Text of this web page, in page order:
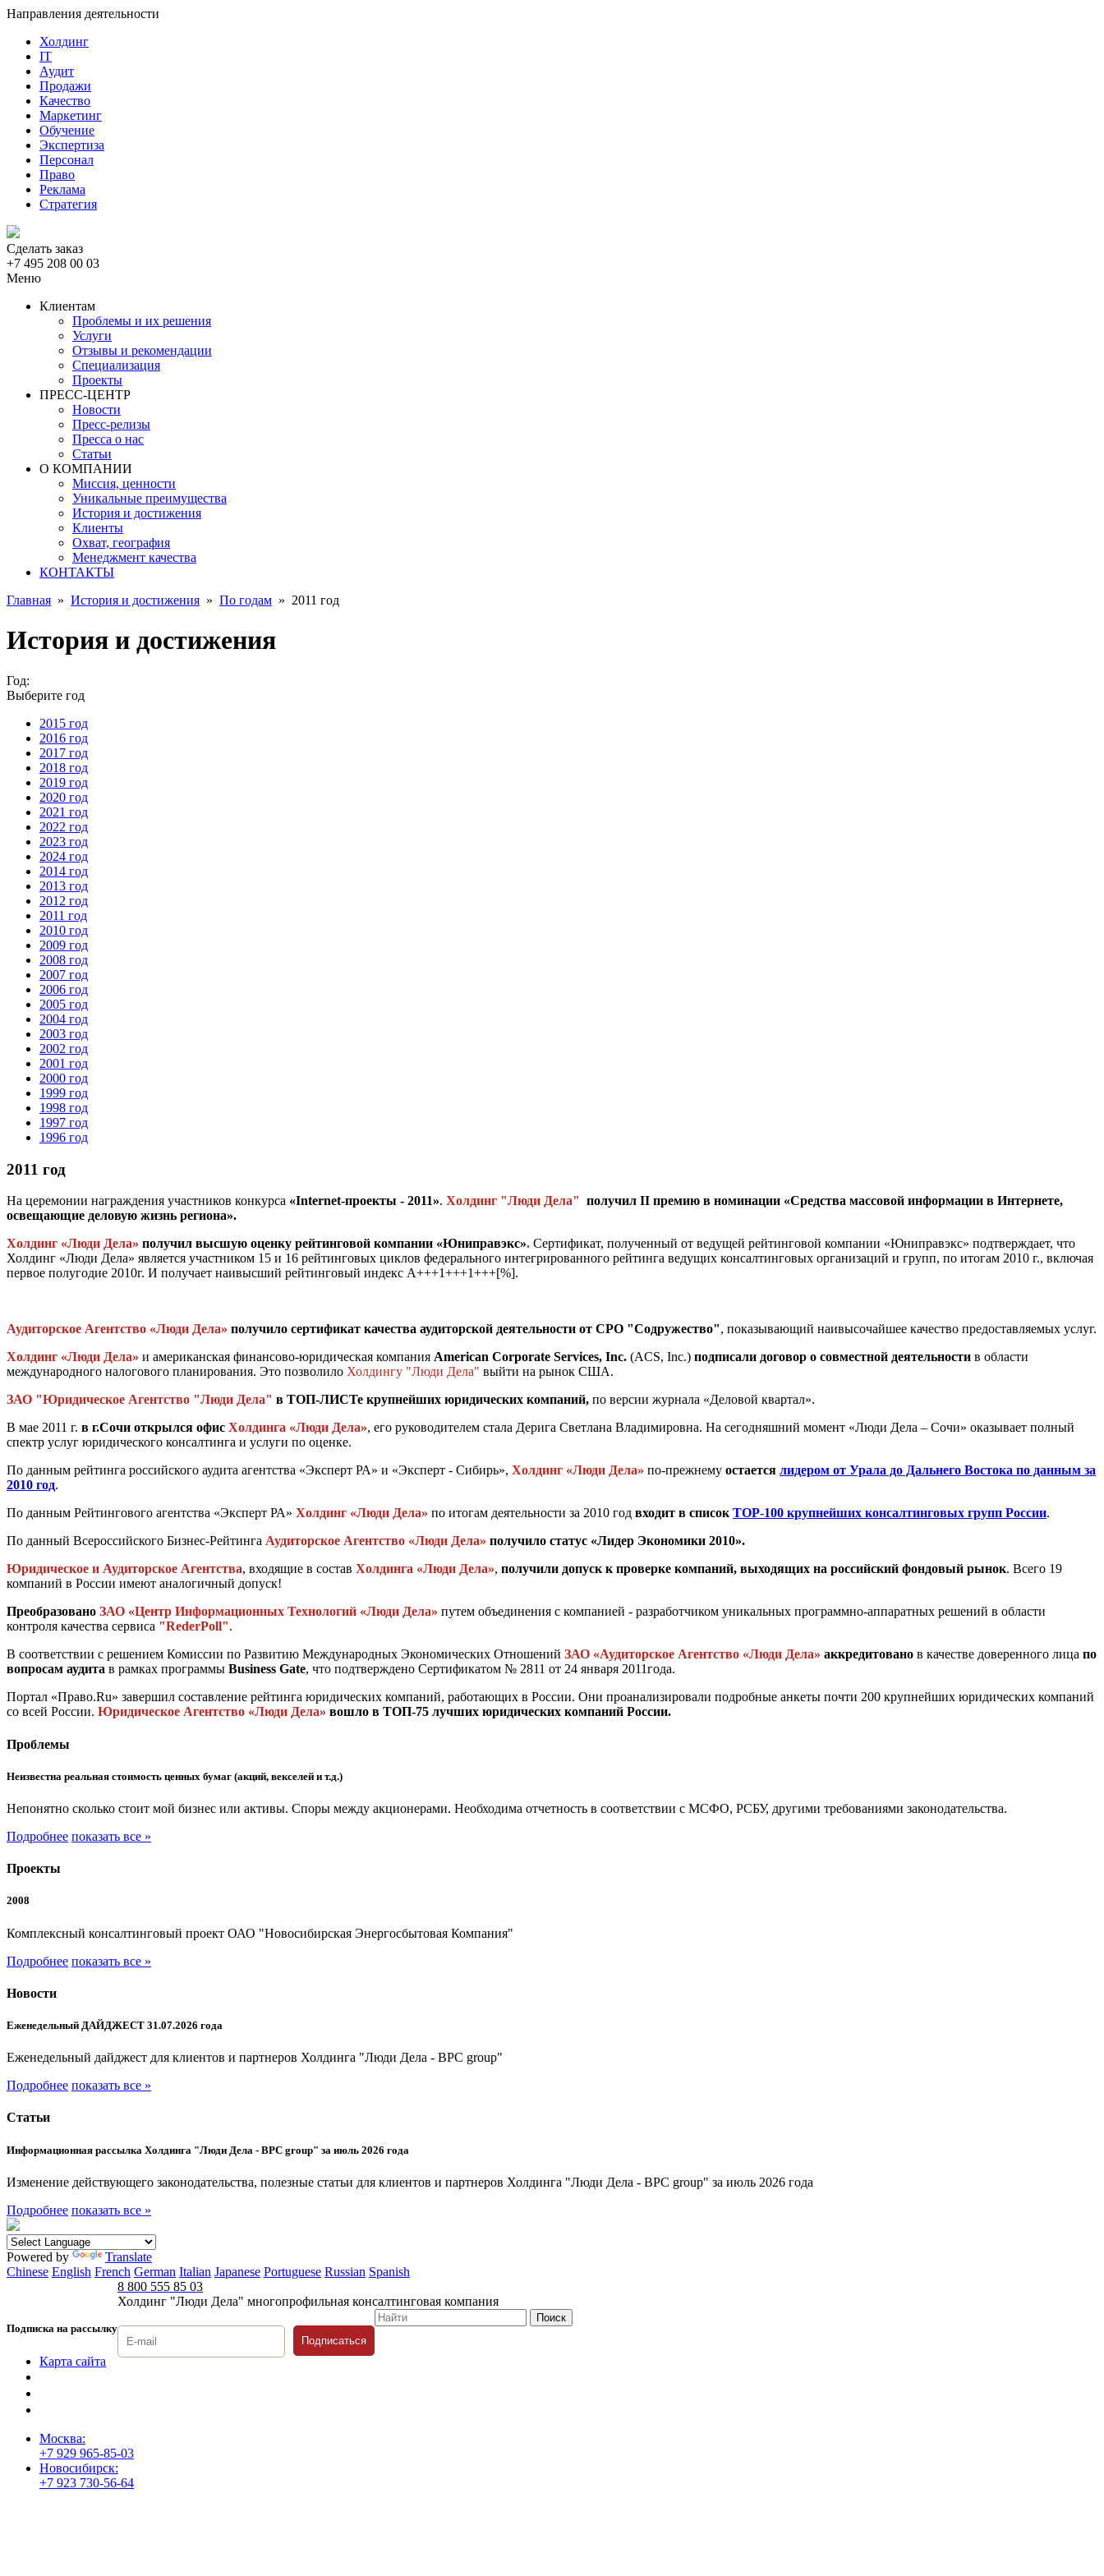
Направления деятельности
Холдинг
IT
Аудит
Продажи
Качество
Маркетинг
Обучение
Экспертиза
Персонал
Право
Реклама
Стратегия
Сделать заказ
+7 495 208 00 03
Меню
Клиентам
Проблемы и их решения
Услуги
Отзывы и рекомендации
Специализация
Проекты
ПРЕСС-ЦЕНТР
Новости
Пресс-релизы
Пресса о нас
Статьи
О КОМПАНИИ
Миссия, ценности
Уникальные преимущества
История и достижения
Клиенты
Охват, география
Менеджмент качества
КОНТАКТЫ
Главная » История и достижения » По годам » 2011 год
История и достижения
Год:
Выберите год
2015 год
2016 год
2017 год
2018 год
2019 год
2020 год
2021 год
2022 год
2023 год
2024 год
2014 год
2013 год
2012 год
2011 год
2010 год
2009 год
2008 год
2007 год
2006 год
2005 год
2004 год
2003 год
2002 год
2001 год
2000 год
1999 год
1998 год
1997 год
1996 год
2011 год
На церемонии награждения участников конкурса «Internet-проекты - 2011». Холдинг "Люди Дела" получил II премию в номинации «Средства массовой информации в Интернете,
освещающие деловую жизнь региона».
Холдинг «Люди Дела» получил высшую оценку рейтинговой компании «Юниправэкс». Сертификат, полученный от ведущей рейтинговой компании «Юниправэкс» подтверждает, что
Холдинг «Люди Дела» является участником 15 и 16 рейтинговых циклов федерального интегрированного рейтинга ведущих консалтинговых организаций и групп, по итогам 2010 г., включая
первое полугодие 2010г. И получает наивысший рейтинговый индекс А+++1+++1+++[%].
Аудиторское Агентство «Люди Дела» получило сертификат качества аудиторской деятельности от СРО "Содружество", показывающий наивысочайшее качество предоставляемых услуг.
Холдинг «Люди Дела» и американская финансово-юридическая компания American Corporate Services, Inc. (ACS, Inc.) подписали договор о совместной деятельности в области
международного налогового планирования. Это позволило Холдингу "Люди Дела" выйти на рынок США.
ЗАО "Юридическое Агентство "Люди Дела" в ТОП-ЛИСТе крупнейших юридических компаний, по версии журнала «Деловой квартал».
В мае 2011 г. в г.Сочи открылся офис Холдинга «Люди Дела», его руководителем стала Дерига Светлана Владимировна. На сегодняшний момент «Люди Дела – Сочи» оказывает полный
спектр услуг юридического консалтинга и услуги по оценке.
По данным рейтинга российского аудита агентства «Эксперт РА» и «Эксперт - Сибирь», Холдинг «Люди Дела» по-прежнему остается лидером от Урала до Дальнего Востока по данным за
2010 год.
По данным Рейтингового агентства «Эксперт РА» Холдинг «Люди Дела» по итогам деятельности за 2010 год входит в список TOP-100 крупнейших консалтинговых групп России.
По данный Всероссийского Бизнес-Рейтинга Аудиторское Агентство «Люди Дела» получило статус «Лидер Экономики 2010».
Юридическое и Аудиторское Агентства, входящие в состав Холдинга «Люди Дела», получили допуск к проверке компаний, выходящих на российский фондовый рынок. Всего 19
компаний в России имеют аналогичный допуск!
Преобразовано ЗАО «Центр Информационных Технологий «Люди Дела» путем объединения с компанией - разработчиком уникальных программно-аппаратных решений в области
контроля качества сервиса "RederPoll".
В соответствии с решением Комиссии по Развитию Международных Экономических Отношений ЗАО «Аудиторское Агентство «Люди Дела» аккредитовано в качестве доверенного лица по
вопросам аудита в рамках программы Business Gate, что подтверждено Сертификатом № 2811 от 24 января 2011года.
Портал «Право.Ru» завершил составление рейтинга юридических компаний, работающих в России. Они проанализировали подробные анкеты почти 200 крупнейших юридических компаний
со всей России. Юридическое Агентство «Люди Дела» вошло в ТОП-75 лучших юридических компаний России.
Проблемы
Неизвестна реальная стоимость ценных бумаг (акций, векселей и т.д.)
Непонятно сколько стоит мой бизнес или активы. Споры между акционерами. Необходима отчетность в соответствии с МСФО, РСБУ, другими требованиями законодательства.
Подробнее показать все »
Проекты
2008
Комплексный консалтинговый проект ОАО "Новосибирская Энергосбытовая Компания"
Подробнее показать все »
Новости
Еженедельный ДАЙДЖЕСТ 31.07.2026 года
Еженедельный дайджест для клиентов и партнеров Холдинга "Люди Дела - BPC group"
Подробнее показать все »
Статьи
Информационная рассылка Холдинга "Люди Дела - BPC group" за июль 2026 года
Изменение действующего законодательства, полезные статьи для клиентов и партнеров Холдинга "Люди Дела - BPC group" за июль 2026 года
Подробнее показать все »
Powered by
Translate
Chinese English French German Italian Japanese Portuguese Russian Spanish
Подписка на рассылку
8 800 555 85 03
Холдинг "Люди Дела" многопрофильная консалтинговая компания
Подписаться
Карта сайта
Москва:
+7 929 965-85-03
Новосибирск:
+7 923 730-56-64